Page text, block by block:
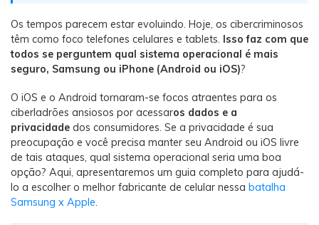
backups facilmente.
Recuperar visulização única de WhatsApp
Recupere todas as mídias de visulização única do
WhatsApp — fotos, vídeos e mensagens de voz.
App
Mutsapper
Os tempos parecem estar evoluindo. Hoje, os cibercriminosos
têm como foco telefones celulares e tablets. Isso faz com que
todos se perguntem qual sistema operacional é mais
seguro, Samsung ou iPhone (Android ou iOS)?
O iOS e o Android tornaram-se focos atraentes para os
ciberladrões ansiosos por acessaros dados e a
privacidade dos consumidores. Se a privacidade é sua
preocupação e você precisa manter seu Android ou iOS livre
de tais ataques, qual sistema operacional seria uma boa
opção? Aqui, apresentaremos um guia completo para ajudá-
lo a escolher o melhor fabricante de celular nessa batalha
Samsung x Apple.